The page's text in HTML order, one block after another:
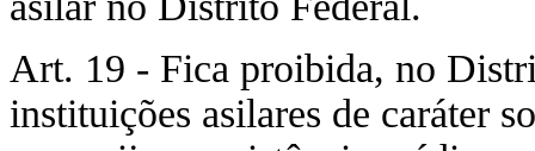
Art. 19 - Fica proibida, no
instituições asilares de caráter